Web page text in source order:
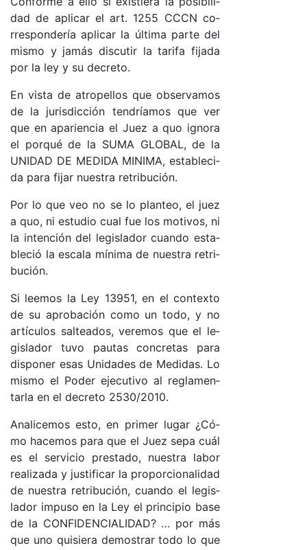
dad de apli­car el ar­t. 1255 CC­CN co­
rres­pon­de­ría apli­car la úl­ti­ma par­te del
mis­mo y ja­más dis­cu­tir la ta­ri­fa fi­ja­da
por la ley y su de­cre­to.
En vis­ta de atro­pe­llos que ob­ser­va­mos
de la ju­ris­dic­ción ten­dría­mos que ver
que en apa­rien­cia el Juez a quo ig­no­ra
el por­qué de la SU­MA GLO­BA­L, de la
UNI­DAD DE ME­DI­DA MI­NI­MA, es­ta­ble­ci­
da pa­ra fi­jar nues­tra re­tri­bu­ció­n.
Por lo que veo no se lo plan­teo, el juez
a quo, ni es­tu­dio cual fue los mo­ti­vo­s, ni
la in­ten­ción del le­gis­la­dor cuan­do es­ta­
ble­ció la es­ca­la mí­ni­ma de nues­tra re­tri­
bu­ció­n.
Si lee­mos la Ley 13951, en el con­tex­to
de su apro­ba­ción co­mo un to­do, y no
ar­tícu­los sal­tea­do­s, ve­re­mos que el le­
gis­la­dor tu­vo pau­tas con­cre­tas pa­ra
dis­po­ner esas Uni­da­des de Me­di­da­s. Lo
mis­mo el Po­der eje­cu­ti­vo al re­gla­men­
tar­la en el de­cre­to 2530/2010.
Ana­li­ce­mos es­to, en pri­mer lu­gar ¿Có­
mo ha­ce­mos pa­ra que el Juez se­pa cuál
es el ser­vi­cio pres­ta­do, nues­tra la­bor
rea­li­za­da y jus­ti­fi­car la pro­por­cio­na­li­dad
de nues­tra re­tri­bu­ció­n, cuan­do el le­gis­
la­dor im­pu­so en la Ley el prin­ci­pio ba­se
de la CON­FI­DEN­CIA­LI­DA­D? … por más
que uno qui­sie­ra de­mos­trar to­do lo que